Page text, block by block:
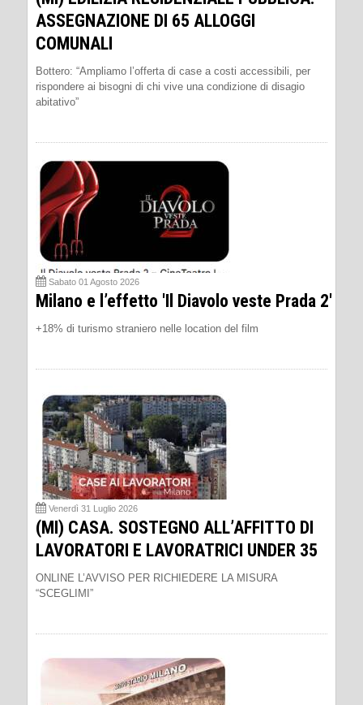
ASSEGNAZIONE DI 65 ALLOGGI
COMUNALI
Bottero: “Ampliamo l’offerta di case a costi accessibili, per
rispondere ai bisogni di chi vive una condizione di disagio
abitativo”
Sabato 01 Agosto 2026
Milano e l’effetto 'Il Diavolo veste Prada 2'
+18% di turismo straniero nelle location del film
Venerdì 31 Luglio 2026
(MI) CASA. SOSTEGNO ALL’AFFITTO DI
LAVORATORI E LAVORATRICI UNDER 35
ONLINE L’AVVISO PER RICHIEDERE LA MISURA
“SCEGLIMI”